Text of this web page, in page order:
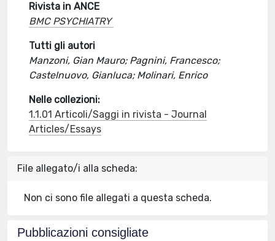
Rivista in ANCE
BMC PSYCHIATRY
Tutti gli autori
Manzoni, Gian Mauro; Pagnini, Francesco;
Castelnuovo, Gianluca; Molinari, Enrico
Nelle collezioni:
1.1.01 Articoli/Saggi in rivista - Journal
Articles/Essays
File allegato/i alla scheda:
Non ci sono file allegati a questa scheda.
Pubblicazioni consigliate